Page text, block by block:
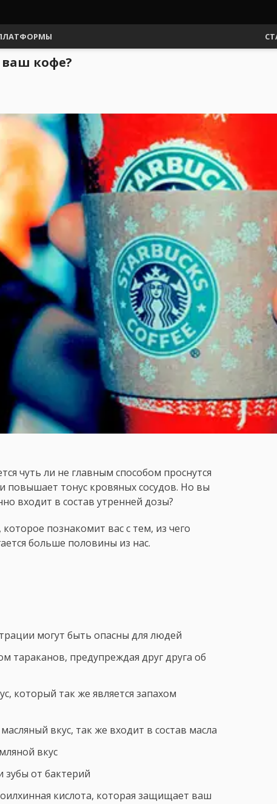
ваш кофе?
чуть ли не главным способом проснутся
повышает тонус кровяных сосудов. Но вы
входит в состав утренней дозы?
познакомит вас с тем, из чего
больше половины из нас.
могут быть опасны для людей
тараканов, предупреждая друг друга об
который так же является запахом
вкус, так же входит в состав масла
вкус
от бактерий
кислота, которая защищает ваш